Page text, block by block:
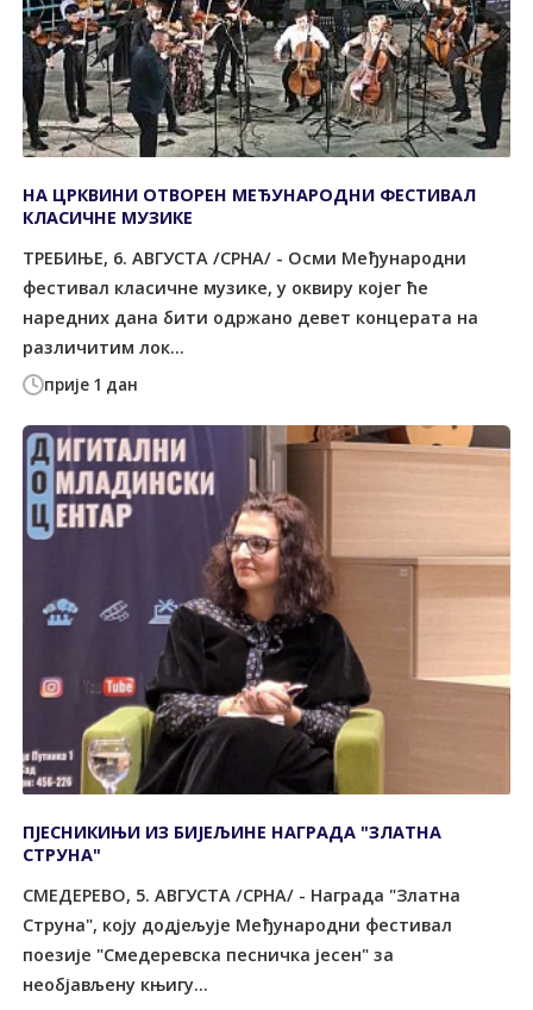
прије 1 дан
НА ЦРКВИНИ ОТВОРЕН МЕЂУНАРОДНИ ФЕСТИВАЛ
КЛАСИЧНЕ МУЗИКЕ
ТРЕБИЊЕ, 6. АВГУСТА /СРНА/ - Осми Међународни
фестивал класичне музике, у оквиру којег ће
наредних дана бити одржано девет концерата на
различитим лок...
ПЈЕСНИКИЊИ ИЗ БИЈЕЉИНЕ НАГРАДА "ЗЛАТНА
СТРУНА"
СМЕДЕРЕВО, 5. АВГУСТА /СРНА/ - Награда "Златна
Струна", коју додјељује Међународни фестивал
поезије "Смедеревска песничка јесен" за
необјављену књигу...